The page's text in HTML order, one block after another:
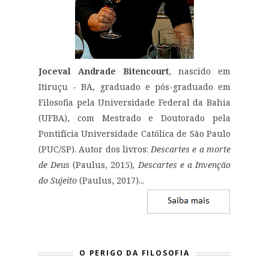
Joceval Andrade Bitencourt, nascido em
Itiruçu - BA, graduado e pós-graduado em
Filosofia pela Universidade Federal da Bahia
(UFBA), com Mestrado e Doutorado pela
Pontifícia Universidade Católica de São Paulo
(PUC/SP). Autor dos livros: Descartes e a morte
de Deus (Paulus, 2015), Descartes e a Invenção
do Sujeito (Paulus, 2017)...
O PERIGO DA FILOSOFIA